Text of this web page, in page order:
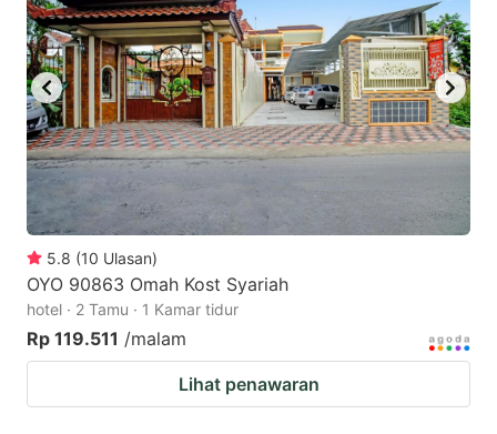
5.8 (10 Ulasan)
OYO 90863 Omah Kost Syariah
hotel · 2 Tamu · 1 Kamar tidur
Rp 119.511 /malam
Lihat penawaran